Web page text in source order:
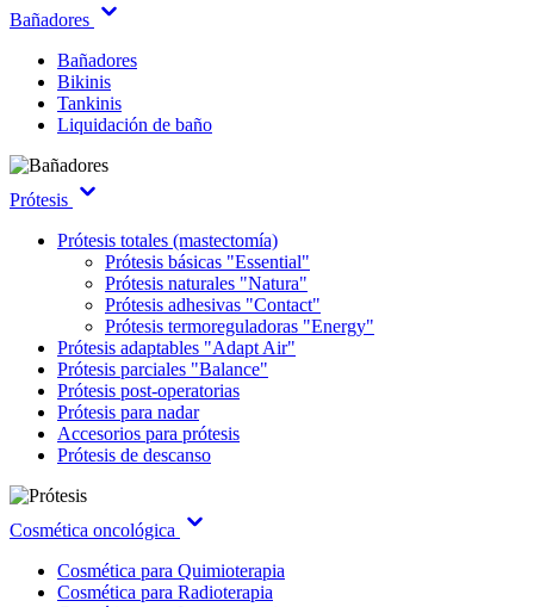
Bañadores
Bañadores
Bikinis
Tankinis
Liquidación de baño
Prótesis
Prótesis totales (mastectomía)
Prótesis básicas "Essential"
Prótesis naturales "Natura"
Prótesis adhesivas "Contact"
Prótesis termoreguladoras "Energy"
Prótesis adaptables "Adapt Air"
Prótesis parciales "Balance"
Prótesis post-operatorias
Prótesis para nadar
Accesorios para prótesis
Prótesis de descanso
Cosmética oncológica
Cosmética para Quimioterapia
Cosmética para Radioterapia